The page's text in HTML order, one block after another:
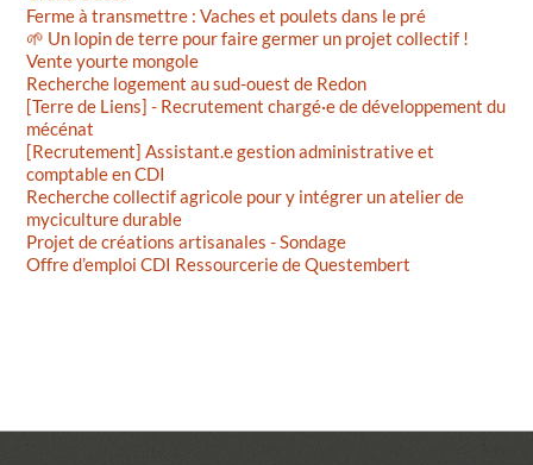
Ferme à transmettre : Vaches et poulets dans le pré
🌱 Un lopin de terre pour faire germer un projet collectif !
Vente yourte mongole
Recherche logement au sud-ouest de Redon
[Terre de Liens] - Recrutement chargé·e de développement du
mécénat
[Recrutement] Assistant.e gestion administrative et
comptable en CDI
Recherche collectif agricole pour y intégrer un atelier de
myciculture durable
Projet de créations artisanales - Sondage
Offre d’emploi CDI Ressourcerie de Questembert